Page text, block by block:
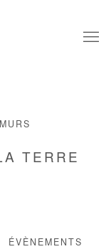
TERRE
ÉVÈNEMENTS